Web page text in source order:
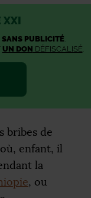
XXI
PUBLICITÉ.
UN DON DÉFISCALISÉ.
bribes de
enfant, il
la
, ou